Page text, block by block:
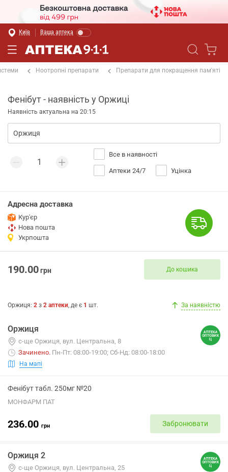
Київ Ваша аптека
Ноотропні препарати Препарати для покращення пам'яті
Фенібут - наявність у Оржиці
Наявність актуальна на 20:15
Все в наявності
Аптеки 24/7 Уцінка
Адресна доставка
Кур'єр
Нова пошта
Укрпошта
190.00грн До кошика
Оржиця: 2 з 2 аптеки, де є 1 шт. За наявністю
Оржиця
с-ще Оржиця, вул. Центральна, 8
Зачинено. Пн-Пт: 08:00-19:00; Сб-Нд: 08:00-18:00
На мапі
Фенібут табл. 250мг №20
МОНФАРМ ПАТ
236.00 грн Забронювати
Оржиця 2
с-ще Оржиця, вул. Центральна, 25